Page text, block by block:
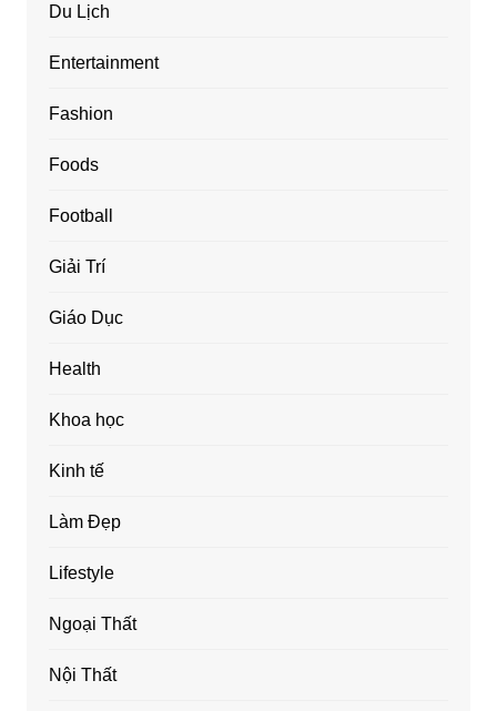
Du Lịch
Entertainment
Fashion
Foods
Football
Giải Trí
Giáo Dục
Health
Khoa học
Kinh tế
Làm Đẹp
Lifestyle
Ngoại Thất
Nội Thất